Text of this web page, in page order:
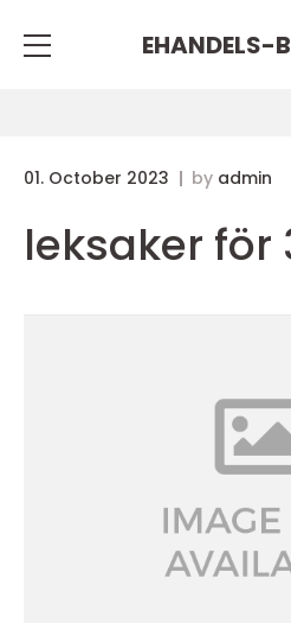
EHANDELS-
01. October 2023 by admin
leksaker för